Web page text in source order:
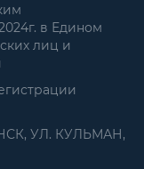
в Едином
лиц и
УЛ. КУЛЬМАН,